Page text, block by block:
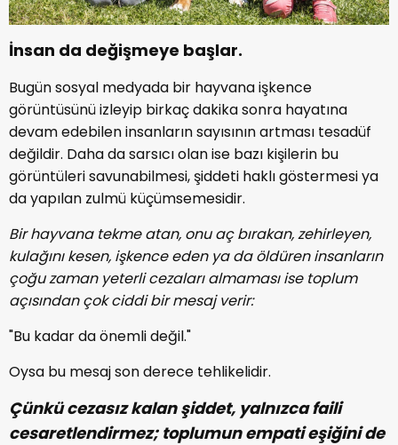
İnsan da değişmeye başlar.
Bugün sosyal medyada bir hayvana işkence
görüntüsünü izleyip birkaç dakika sonra hayatına
devam edebilen insanların sayısının artması tesadüf
değildir. Daha da sarsıcı olan ise bazı kişilerin bu
görüntüleri savunabilmesi, şiddeti haklı göstermesi ya
da yapılan zulmü küçümsemesidir.
Bir hayvana tekme atan, onu aç bırakan, zehirleyen,
kulağını kesen, işkence eden ya da öldüren insanların
çoğu zaman yeterli cezaları almaması ise toplum
açısından çok ciddi bir mesaj verir:
"Bu kadar da önemli değil."
Oysa bu mesaj son derece tehlikelidir.
Çünkü cezasız kalan şiddet, yalnızca faili
cesaretlendirmez; toplumun empati eşiğini de